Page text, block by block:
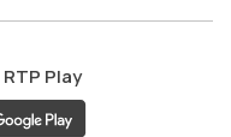
RTP Play